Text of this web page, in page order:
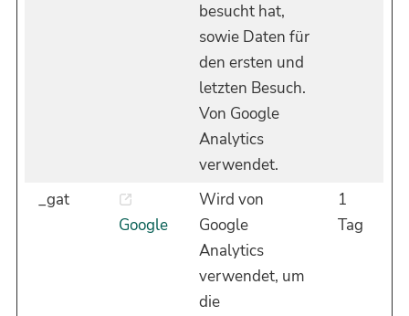
besucht hat,
sowie Daten für
den ersten und
letzten Besuch.
Von Google
Analytics
verwendet.
_gat
Google
Wird von
Google
Analytics
verwendet, um
die
1
Tag